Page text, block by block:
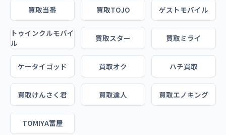
買取当番 買取TOJO ゲストモバイル
トゥインクルモバイ
ル
買取スター 買取ミライ
ケータイゴッド 買取オク ハチ買取
買取けんさく君 買取達人 買取エノキング
TOMIYA富屋